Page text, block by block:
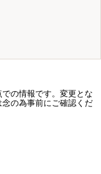
の情報です。変更とな
の為事前にご確認くだ